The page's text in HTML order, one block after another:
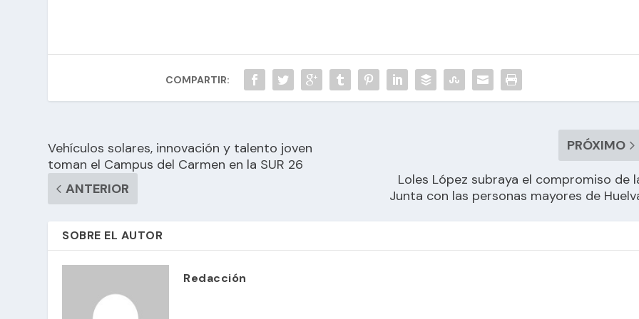
COMPARTIR:
Vehículos solares, innovación y talento joven
toman el Campus del Carmen en la SUR 26
ANTERIOR
PRÓXIMO
Loles López subraya el compromiso de
Junta con las personas mayores de
SOBRE EL AUTOR
Redacción